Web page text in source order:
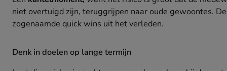
niet overtuigd zijn, teruggrijpen naar oude gewoontes. De
zogenaamde quick wins uit het verleden.
Denk in doelen op lange termijn